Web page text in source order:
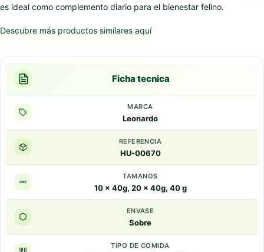
es ideal como complemento diario para el bienestar felino.
Descubre más productos similares aquí
Ficha tecnica
MARCA
Leonardo
REFERENCIA
HU-00670
TAMANOS
10 x 40g, 20 x 40g, 40 g
ENVASE
Sobre
TIPO DE COMIDA